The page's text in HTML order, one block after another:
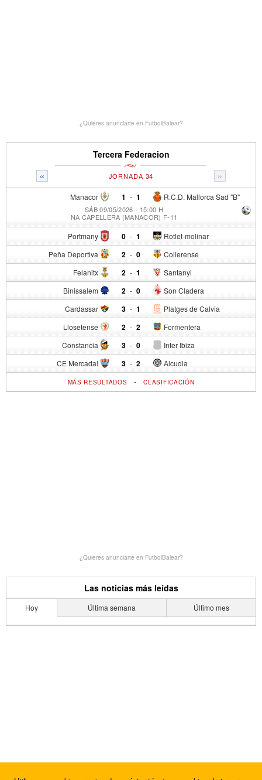
¿Quieres anunciarte en FutbolBalear?
Tercera Federacion
« »
JORNADA 34
Manacor 1 - R.C.D. Mallorca Sad "B"
1
SÁB 09/05/2026 - 15:00 H
NA CAPELLERA (MANACOR) F-11
Portmany 0 - Rotlet-molinar
1
Peña Deportiva 2 - Collerense
0
Felanitx 2 - Santanyi
1
Binissalem 2 - Son Cladera
0
Cardassar 3 - Platges de Calvia
1
Llosetense 2 - Formentera
2
Constancia 3 - Inter Ibiza
0
CE Mercadal 3 - Alcudia
2
MÁS RESULTADOS -CLASIFICACIÓN
¿Quieres anunciarte en FutbolBalear?
Las noticias más leídas
Hoy Última semana Último mes